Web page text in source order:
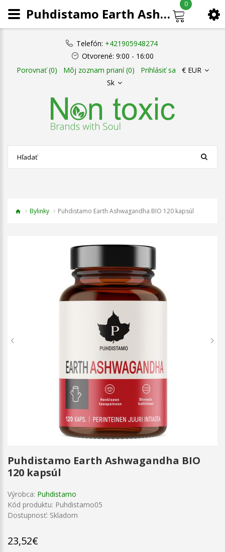
Telefón: +421905948274
Otvorené: 9:00 - 16:00
Porovnať (0)
Môj zoznam prianí (0) Prihlásiť sa
€ EUR
Sk
0
Bylinky Puhdistamo Earth Ashwagandha BIO 120 kapsúl
Puhdistamo Earth Ashwagandha BIO
120 kapsúl
Výrobca: Puhdistamo
Kód produktu: Puhdistamo05
Dostupnosť: Skladom
23,52€
Puhdistamo Earth Ashwagandha BIO 120 kapsúl